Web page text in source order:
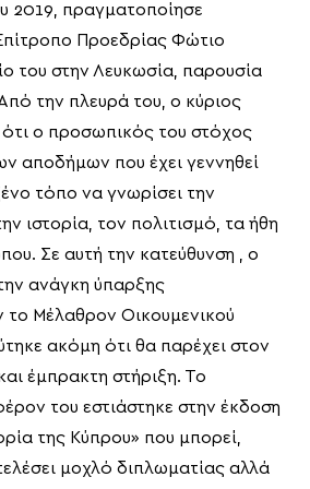
2019, πραγματοποίησε
Προεδρίας Φώτιο
του στην Λευκωσία, παρουσία
την πλευρά του, ο κύριος
ο προσωπικός του στόχος
αποδήμων που έχει γεννηθεί
τόπο να γνωρίσει την
ιστορία, τον πολιτισμό, τα ήθη
Σε αυτή την κατεύθυνση , ο
ανάγκη ύπαρξης
Μέλαθρον Οικουμενικού
ακόμη ότι θα παρέχει στον
έμπρακτη στήριξη. Το
του εστιάστηκε στην έκδοση
της Κύπρου» που μπορεί,
μοχλό διπλωματίας αλλά